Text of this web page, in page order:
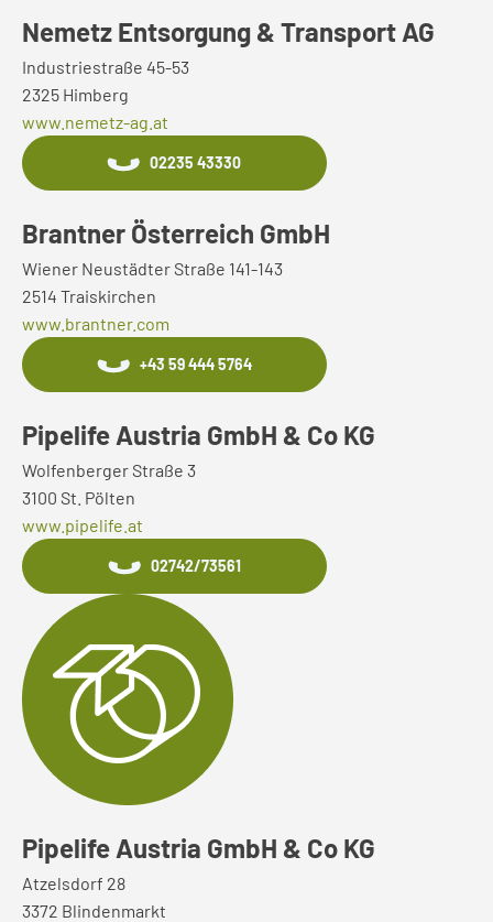
Nemetz Entsorgung & Transport AG
Industriestraße 45-53
2325 Himberg
www.nemetz-ag.at
02235 43330
Brantner Österreich GmbH
Wiener Neustädter Straße 141-143
2514 Traiskirchen
www.brantner.com
+43 59 444 5764
Pipelife Austria GmbH & Co KG
Wolfenberger Straße 3
3100 St. Pölten
www.pipelife.at
02742/73561
Pipelife Austria GmbH & Co KG
Atzelsdorf 28
3372 Blindenmarkt